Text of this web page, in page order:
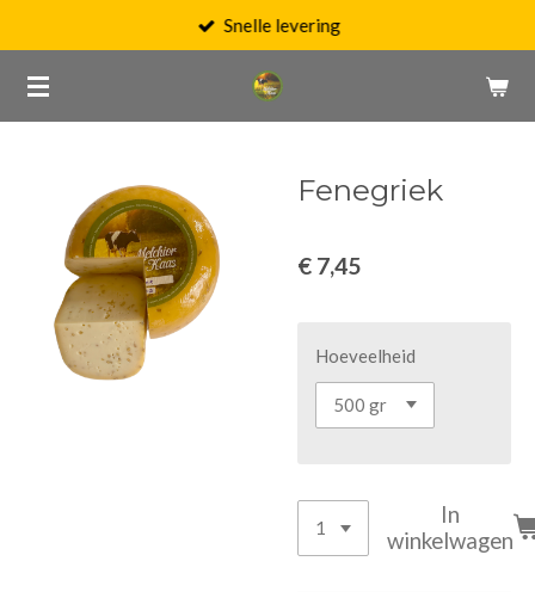
naar
de
Snelle levering
Fenegriek
€ 7,45
Hoeveelheid
In
winkelwagen